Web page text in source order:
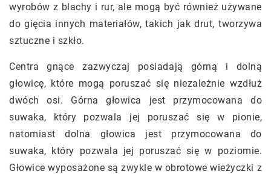
wyrobów z blachy i rur, ale mogą być również używane
do gięcia innych materiałów, takich jak drut, tworzywa
sztuczne i szkło.
Centra gnące zazwyczaj posiadają górną i dolną
głowicę, które mogą poruszać się niezależnie wzdłuż
dwóch osi. Górna głowica jest przymocowana do
suwaka, który pozwala jej poruszać się w pionie,
natomiast dolna głowica jest przymocowana do
suwaka, który pozwala jej poruszać się w poziomie.
Głowice wyposażone są zwykle w obrotowe wieżyczki z